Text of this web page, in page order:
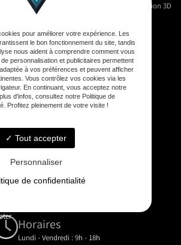
Événementiels
Modélisation 3D
Nos réalisations
Adresse
33590 Vensac
06 33 48 35 75
contact@gd-drones-services.fr
Horaires
Lundi - Vendredi : 9h - 18h
pour améliorer votre expérience. Les
le bon fonctionnement du site, tandis
nous aident à comprendre comment vous
personnalisation et publicitaires permettent
à vos préférences et peuvent afficher
Vous contrôlez vos cookies via les
En continuant, vous acceptez notre
d'infos, consultez notre Politique de
Profitez pleinement de votre visite !
Tout accepter
Personnaliser
de confidentialité